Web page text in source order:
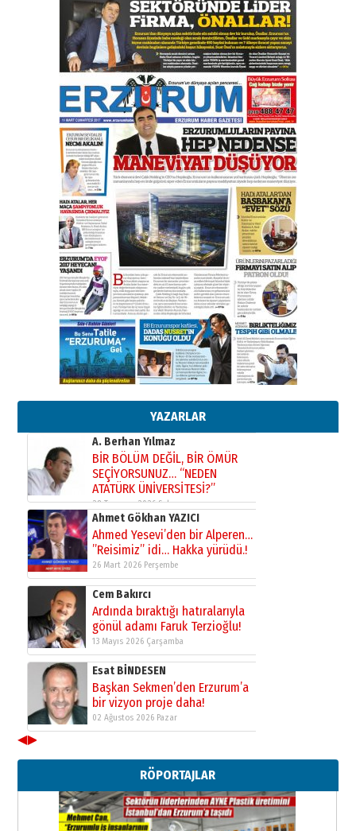
YAZARLAR
Esat BİNDESEN
Başkan Sekmen’den Erzurum’a
bir vizyon proje daha!
02 Ağustos 2026 Pazar
Kadir SABUNCUOĞLU
Erzurumspor’un köşe taşları
29 Haziran 2026 Pazartesi
Kenan GÜLERCİ
Murat Şahsuvaroğlu ERKON’da
çıtayı yukarı taşırken,
yönetimdekiler aşağı
çekmemeli!
17 Şubat 2026 SalıOrhan BOZKURT
Bir fotoğraf, bir şehir, bir
A. Berhan Yılmaz
BİR BÖLÜM DEĞİL, BİR ÖMÜR
SEÇİYORSUNUZ… “NEDEN
ATATÜRK ÜNİVERSİTESİ?”
28 Temmuz 2026 Salı
Ahmet Gökhan YAZICI
Ahmed Yesevi’den bir Alperen…
”Reisimiz” idi… Hakka yürüdü.!
26 Mart 2026 Perşembe
Cem Bakırcı
Ardında bıraktığı hatıralarıyla
gönül adamı Faruk Terzioğlu!
13 Mayıs 2026 Çarşamba
Esat BİNDESEN
Başkan Sekmen’den Erzurum’a
bir vizyon proje daha!
02 Ağustos 2026 Pazar
Erzurumspor’un köşe taşları
29 Haziran 2026 Pazartesi
Kenan GÜLERCİ
◀▶
RÖPORTAJLAR